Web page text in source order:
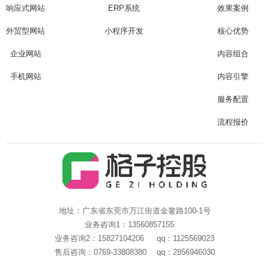
响应式网站
外贸型网站
企业网站
手机网站
ERP系统
小程序开发
效果案例
核心优势
内容组合
内容引擎
服务配置
流程报价
地址：广东省东莞市万江街道金鳌路100-1号
业务咨询1：13560857155
业务咨询2：15827104206 qq：1125569023
售后咨询：0769-33808380 qq：2856946030